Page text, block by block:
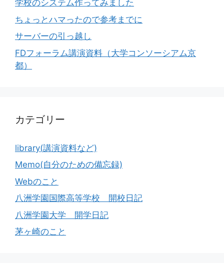
学校のシステム作ってみました
ちょっとハマったので参考までに
サーバーの引っ越し
FDフォーラム講演資料（大学コンソーシアム京
都）
カテゴリー
library(講演資料など)
Memo(自分のための備忘録)
Webのこと
八洲学園国際高等学校 開校日記
八洲学園大学 開学日記
茅ヶ崎のこと